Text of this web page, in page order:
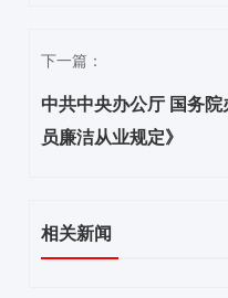
下一篇：
中共中央办公厅 国务
员廉洁从业规定》
相关新闻